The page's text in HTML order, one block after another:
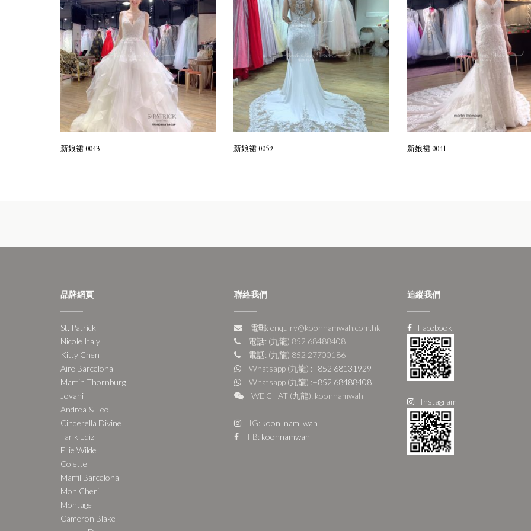
新娘裙 0043 新娘裙 0059 新娘裙 0041
品牌網頁
St. Patrick
Nicole Italy
Kitty Chen
Aire Barcelona
Martin Thornburg
Jovani
Andrea & Leo
Cinderella Divine
Tarik Ediz
Ellie Wilde
Colette
Marfil Barcelona
Mon Cheri
Montage
Cameron Blake
聯絡我們
電郵: enquiry@koonnamwah.com.hk
電話: (九龍) 852 68488408
電話: (九龍) 852 27700186
Whatsapp (九龍) :+852 68131929
Whatsapp (九龍) :+852 68488408
WE CHAT (九龍): koonnamwah
IG: koon_nam_wah
FB: koonnamwah
追縱我們
Facebook
Instagram